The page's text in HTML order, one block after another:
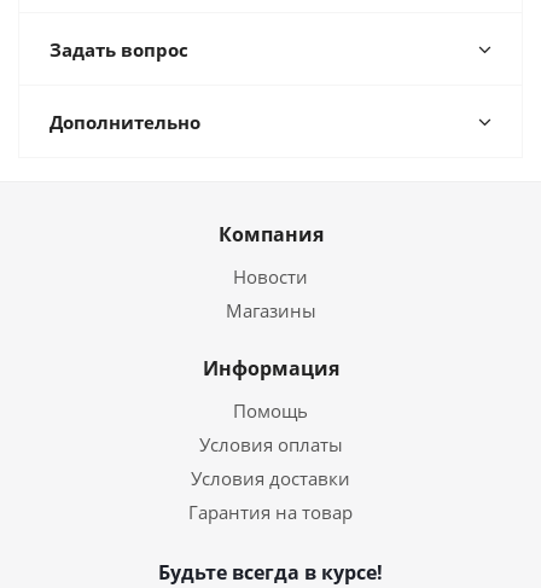
Задать вопрос
Дополнительно
Компания
Новости
Магазины
Информация
Помощь
Условия оплаты
Условия доставки
Гарантия на товар
Будьте всегда в курсе!